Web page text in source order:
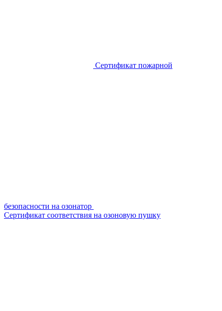
Сертификат пожарной
безопасности на озонатор
Сертификат соответствия на озоновую пушку